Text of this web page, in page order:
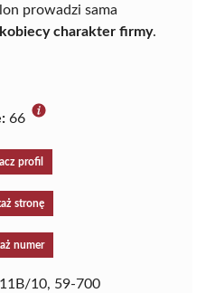
prowadzi sama
kobiecy charakter firmy.
66
profil
stronę
numer
10, 59-700